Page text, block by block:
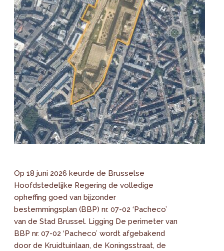
Op 18 juni 2026 keurde de Brusselse
Hoofdstedelijke Regering de volledige
opheffing goed van bijzonder
bestemmingsplan (BBP) nr. 07-02 ‘Pacheco’
van de Stad Brussel. Ligging De perimeter van
BBP nr. 07-02 ‘Pacheco’ wordt afgebakend
door de Kruidtuinlaan, de Koningsstraat, de